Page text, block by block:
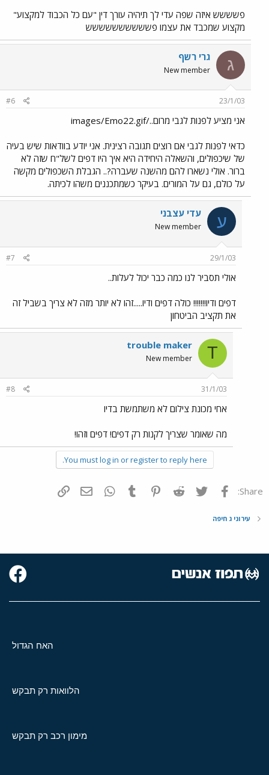
פשששש איזה שפה עדי לך תיהיה עורך דין "עם כל הכבוד למקצוע"
מקצוע שמכבד את עצמו פשששששששששש
ג גרי רשף
New member
23/1/03
#6
אני מציע לפנות לגבי מרום../images/Emo22.gif
כדאי לפנות לגבי אם רוצים תגובה רצינית. אני יודע בוודאות שיש בעיה
של שיכפולים, והשאלה היחידה היא איך היו דפים לשל"ח שזה לא
ברור. אולי נשארו להם מהשנה שעברה?.. הגבלת השכפולים מקשה
על כולם, גם על המורים. בעיקר כשמתכננים משהו לכיתה.
ע עדי עצבני
New member
29/1/03
#7
אולי תסביר לנו כמה כבר יכול לעלות..
דפים ודיו!!!!!!! כולה דפים ודיו.....זהו לא יותר מזה לא צריך בשביל זה
את תקציב הביטחון
T
trouble maker
New member
31/1/03
#8
אחי מכונת צילום לא משתמשת בדיו
מה שאומר שצריך לקנות רק דפים! דפים וזהו!
You must log in or register to reply here.
Share: פייסבוק Twitter
Reddit
Pinterest
Tumblr
WhatsAppדואר אלקטרוני
עירוני ג חיפה
האח הגדול
הלוואות רק תבקש
מימון רכב רק תבקש